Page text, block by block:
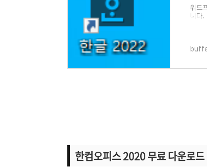
워드
니다.
한컴오피스 2020 무료 다운로드